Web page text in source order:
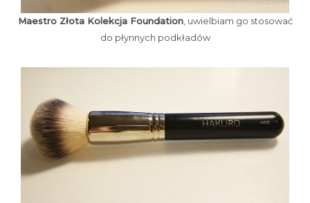
Maestro Złota Kolekcja Foundation, uwielbiam go stosować
do płynnych podkładów